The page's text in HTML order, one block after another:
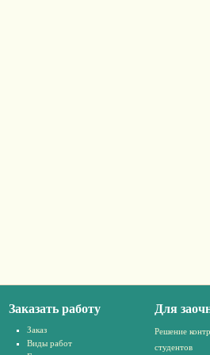
Заказать работу
Заказ
Виды работ
Для
Решение
студентов